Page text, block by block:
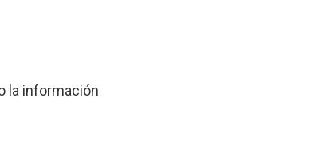
la información